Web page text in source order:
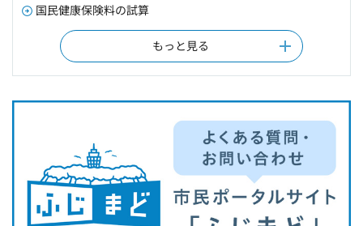
国民健康保険料の試算
もっと見る